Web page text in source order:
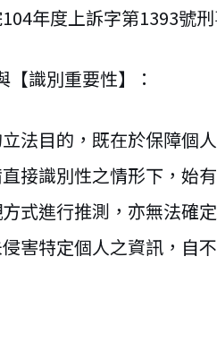
年度上訴字第1393號
識別重要性】：
法目的，既在於保障個
接識別性之情形下，始
式進行推測，亦無法確
害特定個人之資訊，自